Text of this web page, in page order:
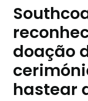
doação
hastear